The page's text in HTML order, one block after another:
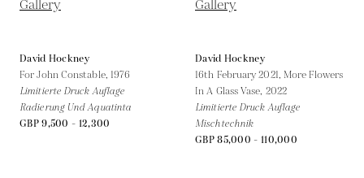
David Hockney
For John Constable, 1976
Limitierte Druck Auflage
Radierung Und Aquatinta
GBP 9,500 - 12,300
David Hockney
16th February 2021, More Flowers
In A Glass Vase, 2022
Limitierte Druck Auflage
Mischtechnik
GBP 85,000 - 110,000